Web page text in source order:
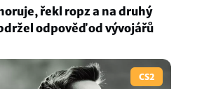
řekl ropz a na druhý
odpověď od vývojářů
CS2